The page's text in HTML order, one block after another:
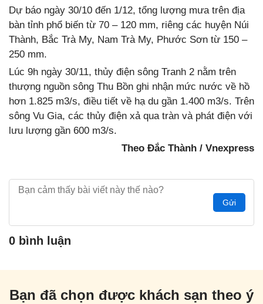
Dự báo ngày 30/10 đến 1/12, tổng lượng mưa trên địa
bàn tỉnh phổ biến từ 70 – 120 mm, riêng các huyện Núi
Thành, Bắc Trà My, Nam Trà My, Phước Sơn từ 150 –
250 mm.
Lúc 9h ngày 30/11, thủy điện sông Tranh 2 nằm trên
thượng nguồn sông Thu Bồn ghi nhận mức nước về hồ
hơn 1.825 m3/s, điều tiết về hạ du gần 1.400 m3/s. Trên
sông Vu Gia, các thủy điện xả qua tràn và phát điện với
lưu lượng gần 600 m3/s.
Theo Đắc Thành / Vnexpress
Gửi
0 bình luận
Bạn đã chọn được khách sạn theo ý